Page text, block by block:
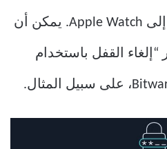
بالمصادقة ويرسل طلبًا إلى Apple Watch. يمكن أن
القفل باستخدام